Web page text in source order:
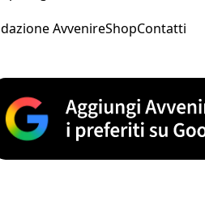
AvvenireShopContatti